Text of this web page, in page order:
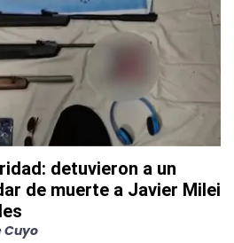
detuvieron a un
de muerte a Javier Milei
Cuyo